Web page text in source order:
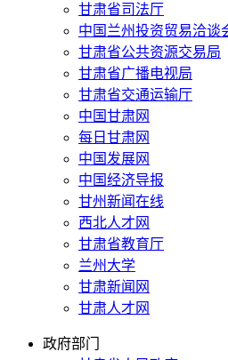
甘肃省司法厅
中国兰州投资贸易洽谈
甘肃省公共资源交易局
甘肃省广播电视局
甘肃省交通运输厅
中国甘肃网
每日甘肃网
中国发展网
中国经济导报
甘州新闻在线
西北人才网
甘肃省教育厅
兰州大学
甘肃新闻网
甘肃人才网
政府部门